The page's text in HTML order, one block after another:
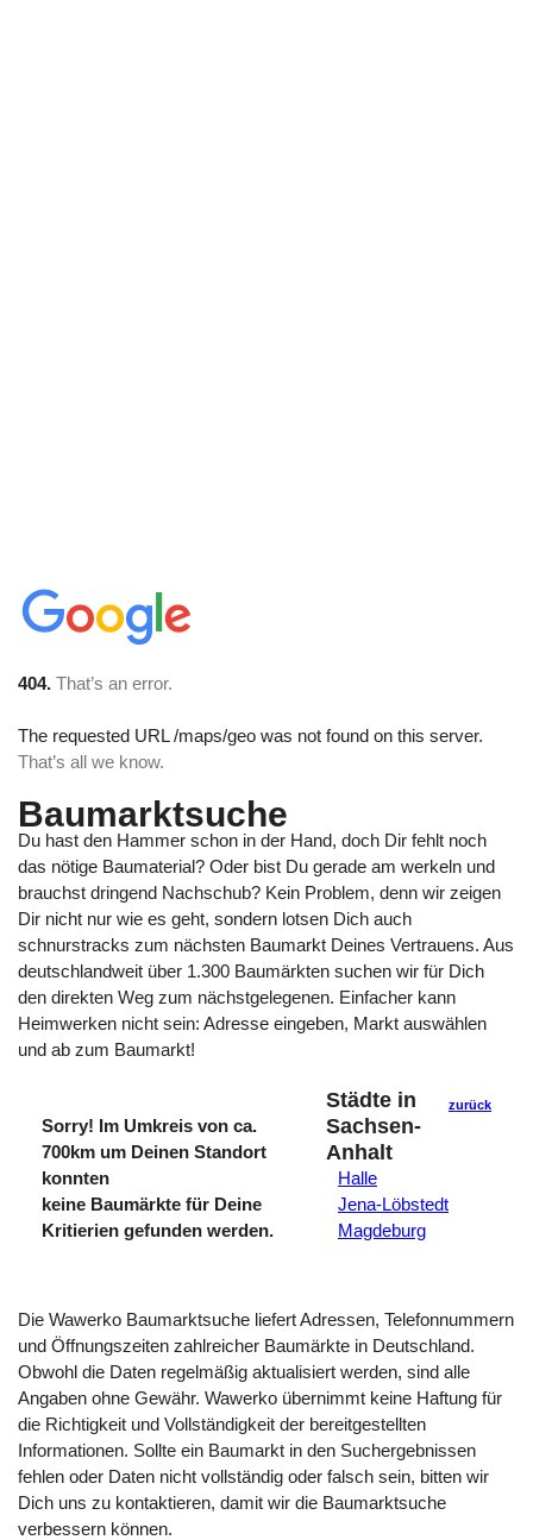
404. That’s an error.
The requested URL/maps/geo was not found on this server.
That’s all we know.
Baumarktsuche
Du hast den Hammer schon in der Hand, doch Dir fehlt noch
das nötige Baumaterial? Oder bist Du gerade am werkeln und
brauchst dringend Nachschub? Kein Problem, denn wir zeigen
Dir nicht nur wie es geht, sondern lotsen Dich auch
schnurstracks zum nächsten Baumarkt Deines Vertrauens. Aus
deutschlandweit über 1.300 Baumärkten suchen wir für Dich
den direkten Weg zum nächstgelegenen. Einfacher kann
Heimwerken nicht sein: Adresse eingeben, Markt auswählen
und ab zum Baumarkt!
Sorry! Im Umkreis von ca.
700km um Deinen Standort
konnten
keine Baumärkte für Deine
Kritierien gefunden werden.
zurück
Städte in
Sachsen-
Anhalt
Halle
Jena-Löbstedt
Magdeburg
Die Wawerko Baumarktsuche liefert Adressen, Telefonnummern
und Öffnungszeiten zahlreicher Baumärkte in Deutschland.
Obwohl die Daten regelmäßig aktualisiert werden, sind alle
Angaben ohne Gewähr. Wawerko übernimmt keine Haftung für
die Richtigkeit und Vollständigkeit der bereitgestellten
Informationen. Sollte ein Baumarkt in den Suchergebnissen
fehlen oder Daten nicht vollständig oder falsch sein, bitten wir
Dich uns zu kontaktieren, damit wir die Baumarktsuche
verbessern können.